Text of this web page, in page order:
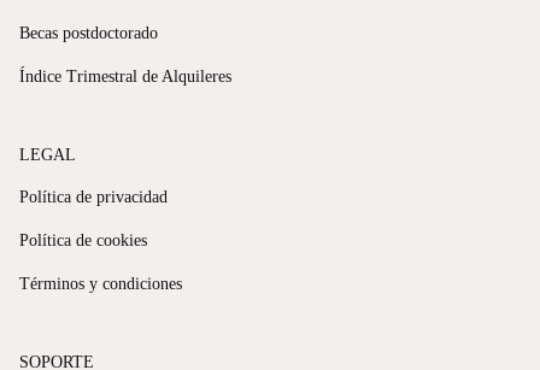
Becas postdoctorado
Índice Trimestral de Alquileres
LEGAL
Política de privacidad
Política de cookies
Términos y condiciones
SOPORTE